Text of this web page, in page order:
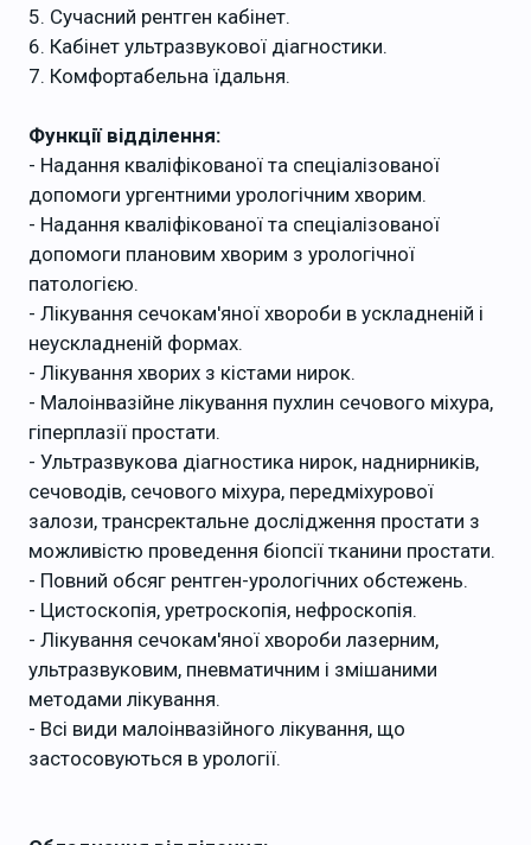
5. Сучасний рентген кабінет.
6. Кабінет ультразвукової діагностики.
7. Комфортабельна їдальня.
Функції відділення:
- Надання кваліфікованої та спеціалізованої
допомоги ургентними урологічним хворим.
- Надання кваліфікованої та спеціалізованої
допомоги плановим хворим з урологічної
патологією.
- Лікування сечокам'яної хвороби в ускладненій і
неускладненій формах.
- Лікування хворих з кістами нирок.
- Малоінвазійне лікування пухлин сечового міхура,
гіперплазії простати.
- Ультразвукова діагностика нирок, наднирників,
сечоводів, сечового міхура, передміхурової
залози, трансректальне дослідження простати з
можливістю проведення біопсії тканини простати.
- Повний обсяг рентген-урологічних обстежень.
- Цистоскопія, уретроскопія, нефроскопія.
- Лікування сечокам'яної хвороби лазерним,
ультразвуковим, пневматичним і змішаними
методами лікування.
- Всі види малоінвазійного лікування, що
застосовуються в урології.